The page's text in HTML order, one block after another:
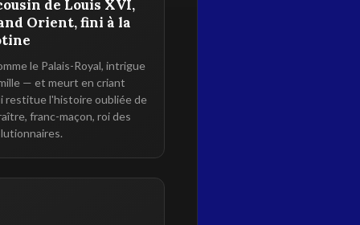
de Louis XVI,
Orient, fini à la
le Palais-Royal, intrigue
— et meurt en criant
restitue l'histoire oubliée de
franc-maçon, roi des